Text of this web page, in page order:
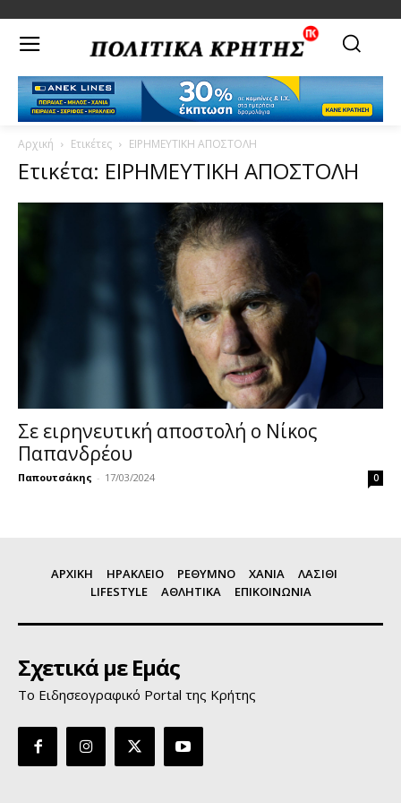
Αρχική Ετικέτες ΕΙΡΗΜΕΥΤΙΚΗ ΑΠΟΣΤΟΛΗ
Ετικέτα: ΕΙΡΗΜΕΥΤΙΚΗ ΑΠΟΣΤΟΛΗ
Σε ειρηνευτική αποστολή ο Νίκος
Παπανδρέου
Παπουτσάκης - 17/03/2024 0
ΑΡΧΙΚΗ ΗΡΑΚΛΕΙΟ ΡΕΘΥΜΝΟ ΧΑΝΙΑ
ΛΑΣΙΘΙ
LIFESTYLE
ΑΘΛΗΤΙΚΑ ΕΠΙΚΟΙΝΩΝΙΑ
Σχετικά με Εμάς
Το Ειδησεογραφικό Portal της Κρήτης